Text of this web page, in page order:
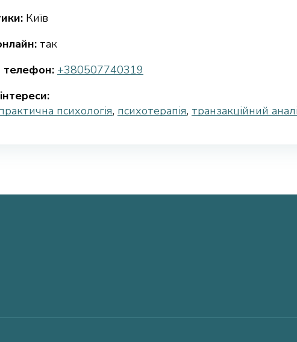
Київ
так
телефон: +380507740319
психологія, психотерапія, транзакційний